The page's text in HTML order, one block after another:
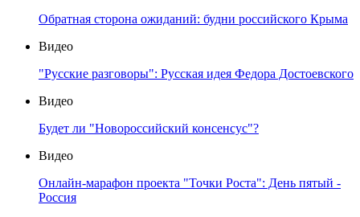
Обратная сторона ожиданий: будни российского Крыма
Видео
"Русские разговоры": Русская идея Федора Достоевского
Видео
Будет ли "Новороссийский консенсус"?
Видео
Онлайн-марафон проекта "Точки Роста": День пятый -
Россия